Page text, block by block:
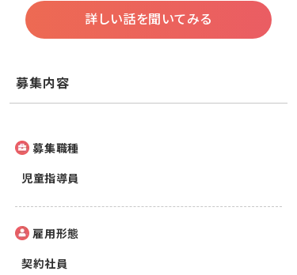
詳しい話を聞いてみる
募集内容
募集職種
児童指導員
雇用形態
契約社員